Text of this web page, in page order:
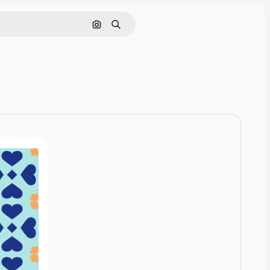
Zoeken op afbeelding
Zoeken